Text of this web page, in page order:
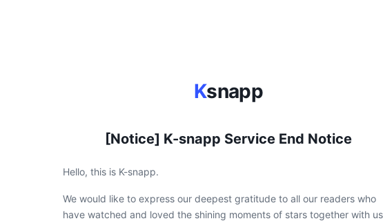
Ksnapp
[Notice] K-snapp Service End Notice
Hello, this is K-snapp.
We would like to express our deepest gratitude to all our readers who
have watched and loved the shining moments of stars together with us